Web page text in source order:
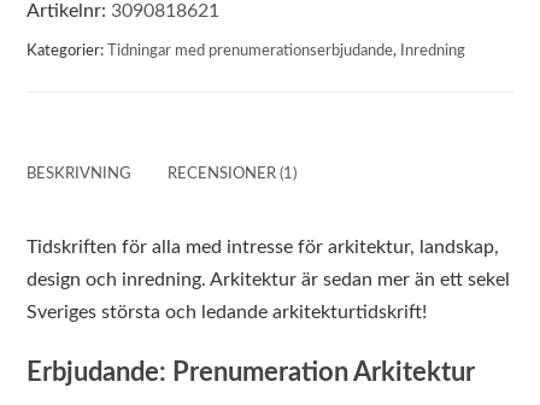
Artikelnr: 3090818621
Kategorier: Tidningar med prenumerationserbjudande, Inredning
BESKRIVNING RECENSIONER (1)
Tidskriften för alla med intresse för arkitektur, landskap,
design och inredning. Arkitektur är sedan mer än ett sekel
Sveriges största och ledande arkitekturtidskrift!
Erbjudande: Prenumeration Arkitektur